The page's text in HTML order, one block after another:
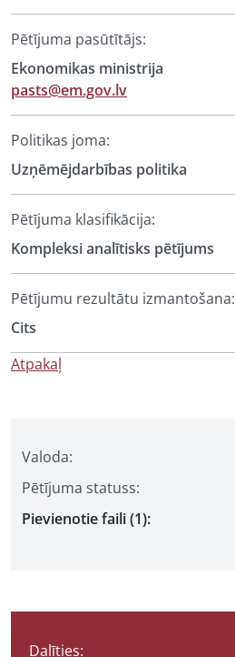
Valoda:
Pētījuma statuss:
Pievienotie faili (1):
Dalīties:
Pētījuma pasūtītājs:
Ekonomikas ministrija
pasts@em.gov.lv
Politikas joma:
Uzņēmējdarbības politika
Pētījuma klasifikācija:
Kompleksi analītisks pētījums
Pētījumu rezultātu izmantošana:
Cits
Atpakaļ